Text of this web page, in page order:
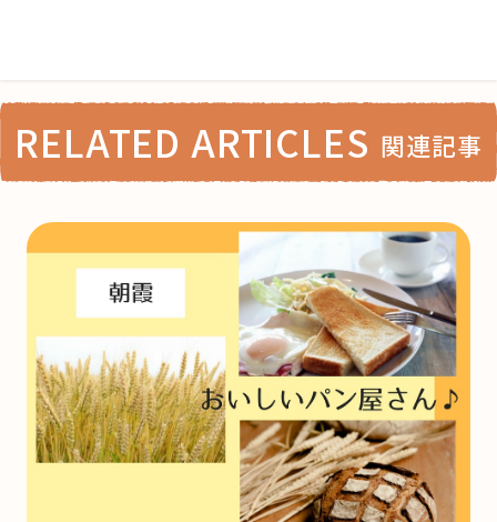
RELATED ARTICLES 関連記事